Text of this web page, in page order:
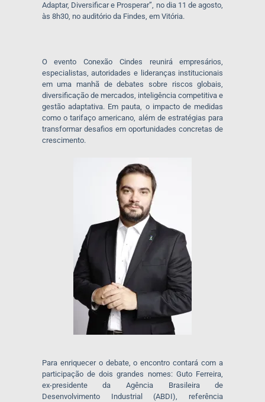
Adaptar, Diversificar e Prosperar”, no dia 11 de agosto,
às 8h30, no auditório da Findes, em Vitória.
O eventoConexão Cindes reunirá empresários,
especialistas, autoridades e lideranças institucionais
em uma manhã de debates sobre riscos globais,
diversificação de mercados, inteligência competitiva e
gestão adaptativa. Em pauta, o impacto de medidas
como o tarifaço americano, além de estratégias para
transformar desafios em oportunidades concretas de
crescimento.
Para enriquecer o debate, o encontro contará com a
participação de dois grandes nomes:Guto Ferreira,
ex-presidente da Agência Brasileira de
Desenvolvimento Industrial (ABDI), referência